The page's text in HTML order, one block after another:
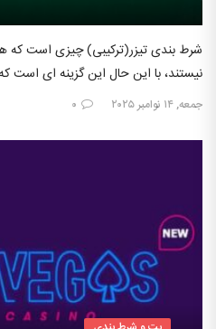
شرط بندی تیزر(ترکیبی) چیزی است که
نیستند، با این حال این گزینه ای است
جمعه, ۱۴ نوامبر ۲۰۲۵ ۰